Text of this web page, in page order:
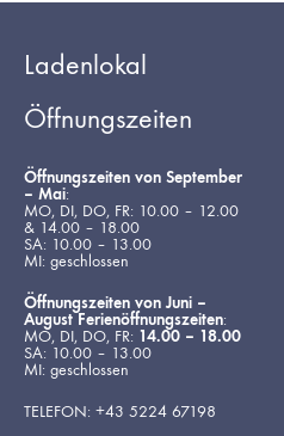
Ladenlokal
Öffnungszeiten
Öffnungszeiten von September
– Mai:
MO, DI, DO, FR: 10.00 – 12.00
& 14.00 – 18.00
SA: 10.00 – 13.00
MI: geschlossen
Öffnungszeiten von Juni –
August Ferienöffnungszeiten:
MO, DI, DO, FR: 14.00 – 18.00
SA: 10.00 – 13.00
MI: geschlossen
TELEFON: +43 5224 67198